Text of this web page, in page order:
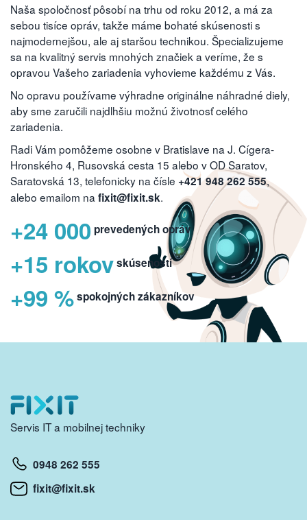
Naša spoločnosť pôsobí na trhu od roku 2012, a má za
sebou tisíce opráv, takže máme bohaté skúsenosti s
najmodernejšou, ale aj staršou technikou. Špecializujeme
sa na kvalitný servis mnohých značiek a veríme, že s
opravou Vašeho zariadenia vyhovieme každému z Vás.
No opravu používame výhradne originálne náhradné diely,
aby sme zaručili najdlhšiu možnú životnosť celého
zariadenia.
Radi Vám pomôžeme osobne v Bratislave na J. Cígera-
Hronského 4, Rusovská cesta 15 alebo v OD Saratov,
Saratovská 13, telefonicky na čísle +421 948 262 555,
alebo emailom na fixit@fixit.sk.
+24 000 prevedených opráv
+15 rokovskúseností
+99 %spokojných zákazníkov
Servis IT a mobilnej techniky
0948 262 555
fixit@fixit.sk